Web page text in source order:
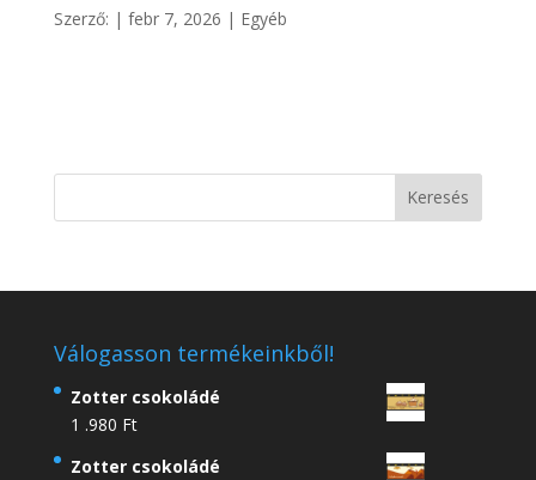
Szerző: | febr 7, 2026 | Egyéb
Válogasson termékeinkből!
Zotter csokoládé
1 .980 Ft
Zotter csokoládé